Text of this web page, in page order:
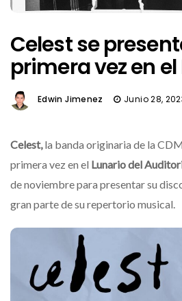
Celest se
primera vez en
Edwin Jimenez Junio 28,
Celest,la banda originaria de la
primera vez en el Lunario del
de noviembre para presentar su
gran parte de su repertorio musical.